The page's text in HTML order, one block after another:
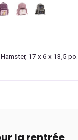
17 x 6 x 13,5 po.
la rentrée